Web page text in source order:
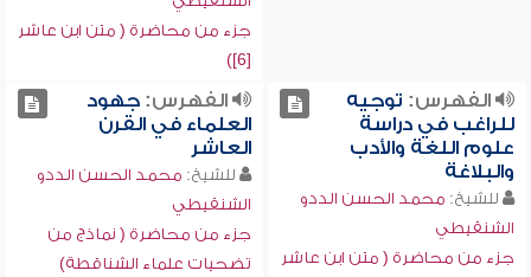
جزء من محاضرة ( متن ابن عاشر
[6])
الفهرس: توجيه
للراغب في دراسة
علوم اللغة والأدب
والبلاغة
للشيخ: محمد الحسن الددو
الشنقيطي
جزء من محاضرة ( متن ابن عاشر
الفهرس:جهود
العلماء في القرن
العاشر
للشيخ: محمد الحسن الددو
الشنقيطي
جزء من محاضرة ( نماذج من
تضحيات علماء الشناقطة)